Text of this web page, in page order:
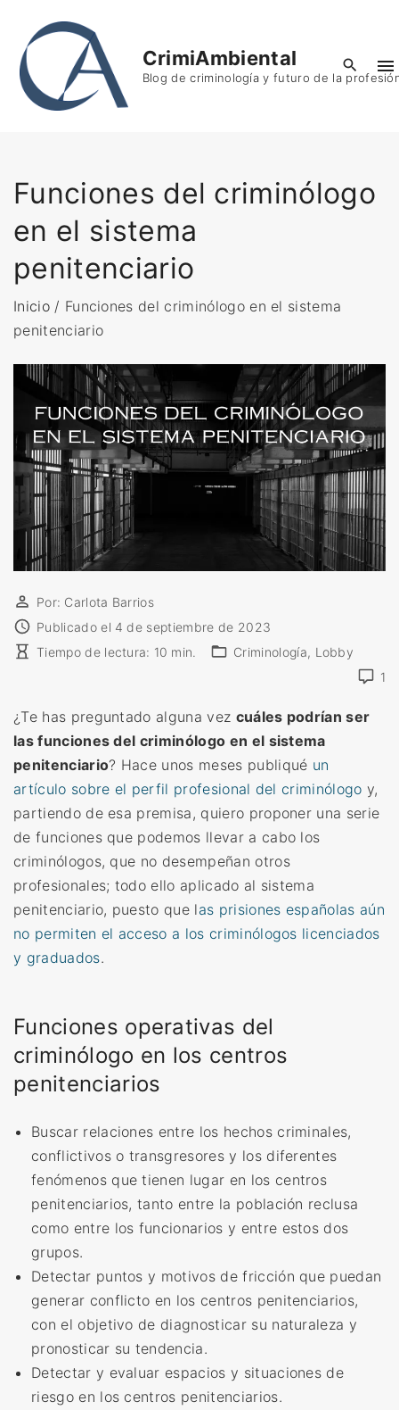
CrimiAmbiental
Blog de criminología y futuro de la
Funciones del criminólogo
en el sistema
penitenciario
Inicio/ Funciones del criminólogo en el sistema
penitenciario
Por: Carlota Barrios
Publicado el 4 de septiembre de 2023
Tiempo de lectura: 10 min. Criminología
Lobby
1
¿Te has preguntado alguna vez cuáles podrían ser
las funciones del criminólogo en el sistema
penitenciario? Hace unos meses publiqué un
artículo sobre el perfil profesional del criminólogo y,
partiendo de esa premisa, quiero proponer una serie
de funciones que podemos llevar a cabo los
criminólogos, que no desempeñan otros
profesionales; todo ello aplicado al sistema
penitenciario, puesto que las prisiones españolas aún
no permiten el acceso a los criminólogos licenciados
y graduados.
Funciones operativas del
criminólogo en los centros
penitenciarios
Buscar relaciones entre los hechos criminales,
conflictivos o transgresores y los diferentes
fenómenos que tienen lugar en los centros
penitenciarios, tanto entre la población reclusa
como entre los funcionarios y entre estos dos
grupos.
Detectar puntos y motivos de fricción que puedan
generar conflicto en los centros penitenciarios,
con el objetivo de diagnosticar su naturaleza y
pronosticar su tendencia.
Detectar y evaluar espacios y situaciones de
riesgo en los centros penitenciarios.